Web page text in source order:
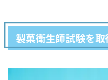
製菓衛生師試験を